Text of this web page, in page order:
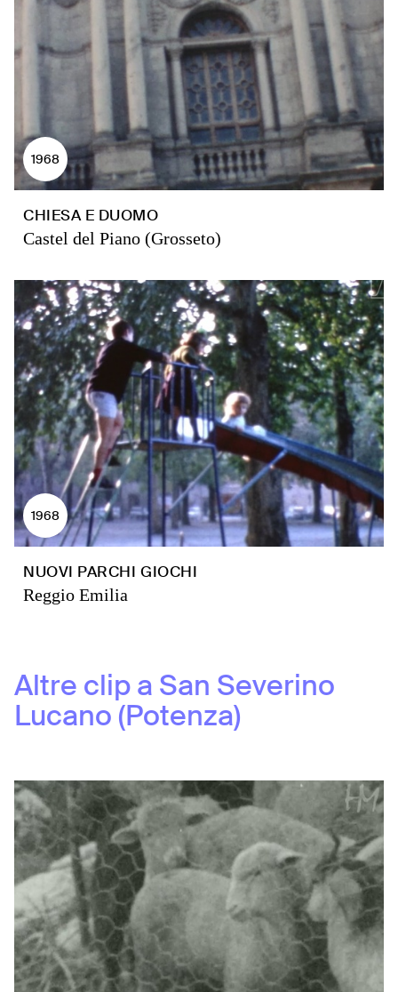
1968
CHIESA E DUOMO
Castel del Piano (Grosseto)
1968
NUOVI PARCHI GIOCHI
Reggio Emilia
Altre clip a San Severino
Lucano (Potenza)